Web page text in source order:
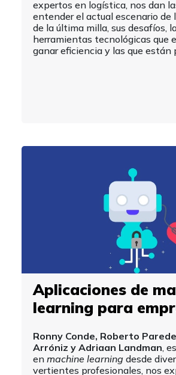
expertos en logística, nos dan
entender el actual escenario de
de la última milla, sus desafíos,
herramientas tecnológicas que
ganar eficiencia y las que están
Aplicaciones de
learning para
Ronny Conde, Roberto
Arróniz y Adriaan Landman,
en machine learningdesde
vertientes profesionales, nos